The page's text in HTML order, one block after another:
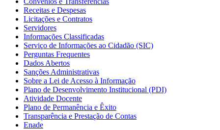
Receitas e Despesas
Licitações e Contratos
Servidores
Informações Classificadas
Serviço de Informações ao Cidadão (SIC)
Perguntas Frequentes
Dados Abertos
Sanções Administrativas
Sobre a Lei de Acesso à Informação
Plano de Desenvolvimento Institucional (PDI)
Atividade Docente
Plano de Permanência e Êxito
Transparência e Prestação de Contas
Enade